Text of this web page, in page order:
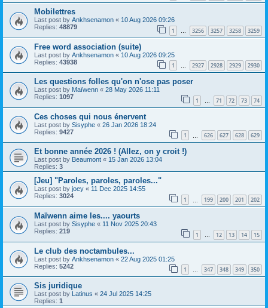
Mobilettres
Last post by Ankhsenamon « 10 Aug 2026 09:26
Replies: 48879 1 … 3256 3257 3258 3259
Free word association (suite)
Last post by Ankhsenamon « 10 Aug 2026 09:25
Replies: 43938 1 2927 2928 2929 2930
Les questions folles qu'on n'ose pas poser
Last post by Maïwenn « 28 May 2026 11:11
Replies: 1097 1 … 71 72 73 74
Ces choses qui nous énervent
Last post by Sisyphe « 26 Jan 2026 18:24
Replies: 9427 1 626 627 628 629
Et bonne année 2026 ! (Allez, on y croit !)
Last post by Beaumont « 15 Jan 2026 13:04
Replies: 3
[Jeu] "Paroles, paroles, paroles..."
Last post by joey « 11 Dec 2025 14:55
Replies: 3024 1 199 200 201 202
Maïwenn aime les.... yaourts
Last post by Sisyphe « 11 Nov 2025 20:43
Replies: 219 1 … 12 13 14 15
Le club des noctambules...
Last post by Ankhsenamon « 22 Aug 2025 01:25
Replies: 5242 1 347 348 349 350
Sis juridique
Last post by Latinus « 24 Jul 2025 14:25
Replies: 1